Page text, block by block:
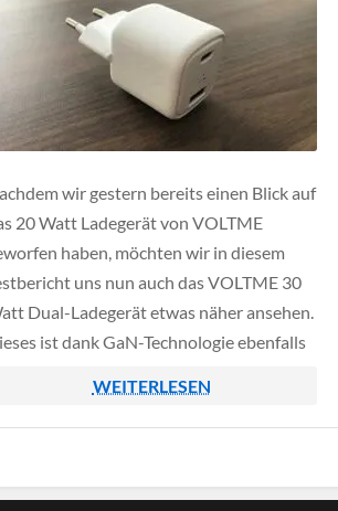
wir gestern bereits einen Blick auf
20 Watt Ladegerät von VOLTME
haben, möchten wir in diesem
uns nun auch das VOLTME 30
Dual-Ladegerät etwas näher ansehen.
ist dank GaN-Technologie ebenfalls
USB-C Anschluss auch noch einen
USB-A Port für ältere Geräte.
WEITERLESEN